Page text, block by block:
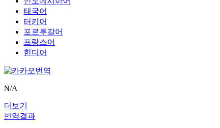
태국어
터키어
포르투갈어
프랑스어
힌디어
N/A
더보기
번역결과